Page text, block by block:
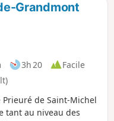
p
Grandmont
3h 20
Facile
de Saint-Michel
tant au niveau des